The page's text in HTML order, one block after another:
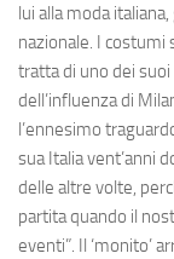
lui alla moda
nazionale. I costumi
tratta di uno dei
dell’influenza di
l’ennesimo
sua Italia vent’anni
delle altre volte,
partita quando il
eventi”. Il ‘monito’